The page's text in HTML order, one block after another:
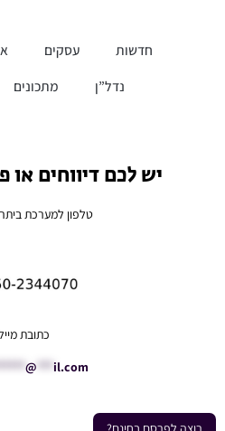
חדשות עסקים
נדל”ן
מתכונים
יש לכם דיווחים או
טלפון למערכת ביתר 24 בלבד:
כתובת
@ *** il.com